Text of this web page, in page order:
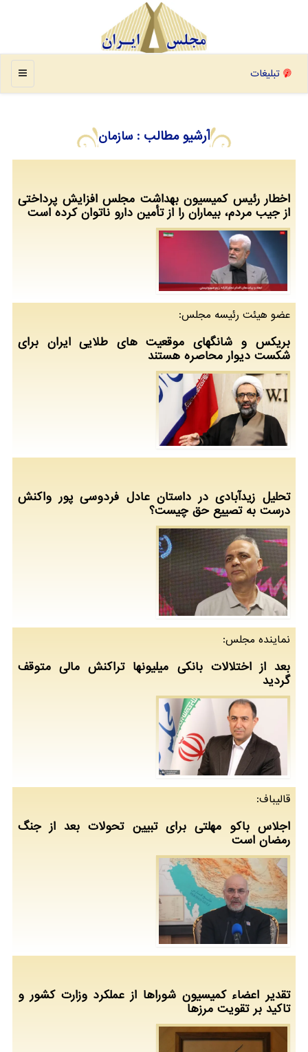
منو تبلیغات
آرشیو مطالب : سازمان
اخطار رئیس کمیسیون بهداشت مجلس افزایش پرداختی
از جیب مردم، بیماران را از تأمین دارو ناتوان کرده است
عضو هیئت رئیسه مجلس:
بریکس و شانگهای موقعیت های طلایی ایران برای
شکست دیوار محاصره هستند
تحلیل زیدآبادی در داستان عادل فردوسی پور واکنش
درست به تصییع حق چیست؟
نماینده مجلس:
بعد از اختلالات بانکی میلیونها تراکنش مالی متوقف
گردید
قالیباف:
اجلاس باکو مهلتی برای تبیین تحولات بعد از جنگ
رمضان است
تقدیر اعضاء کمیسیون شوراها از عملکرد وزارت کشور و
تاکید بر تقویت مرزها